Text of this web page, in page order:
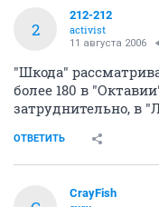
2
212-212
activist
11 августа 2006
"Шкода"
более 180 в
затруднительно, в
ОТВЕТИТЬ
CrayFish